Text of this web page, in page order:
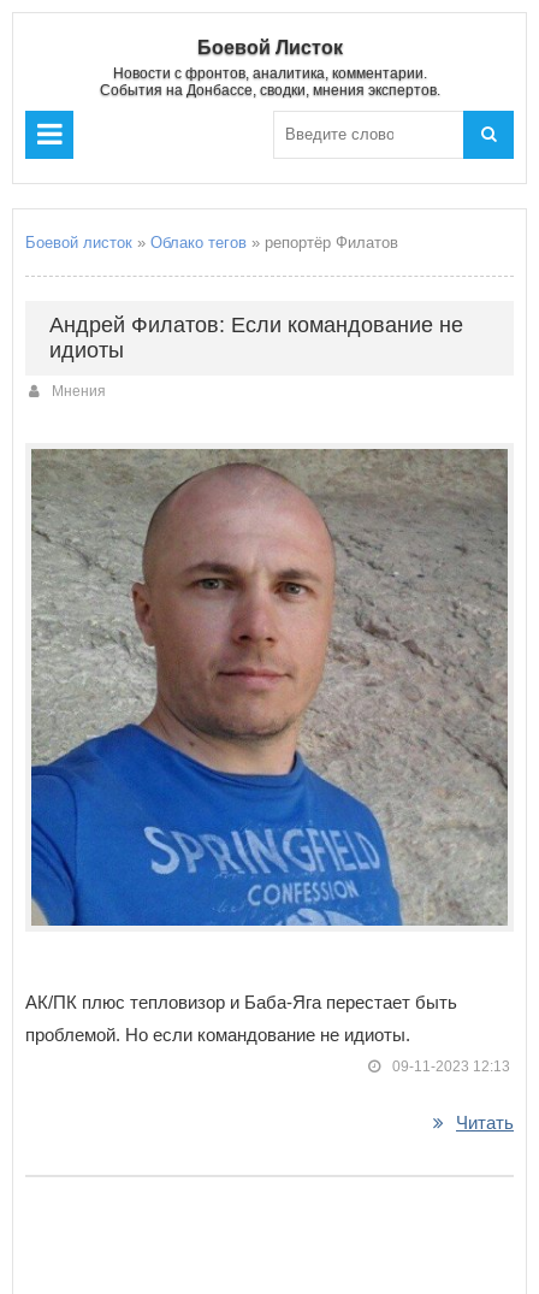
Боевой Листок
Новости с фронтов, аналитика, комментарии.
События на Донбассе, сводки, мнения экспертов.
Боевой листок » Облако тегов » репортёр Филатов
Андрей Филатов: Если командование не
идиоты
Мнения
АК/ПК плюс тепловизор и Баба-Яга перестает быть
проблемой. Но если командование не идиоты.
09-11-2023 12:13
Читать